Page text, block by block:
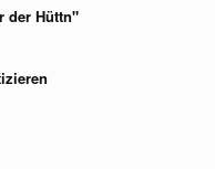
der Hüttn"